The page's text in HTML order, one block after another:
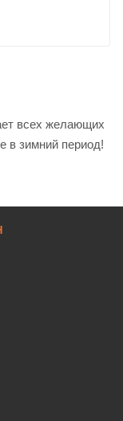
всех желающих
в зимний период!